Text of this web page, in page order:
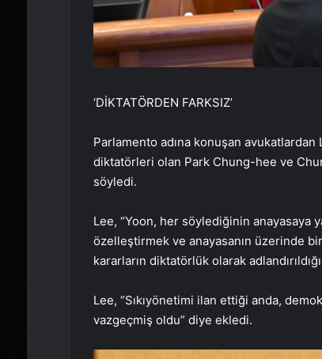
‘DİKTATÖRDEN FARKSIZ’
Parlamento adına konuşan avukatlardan
diktatörleri olan Park Chung-hee ve
söyledi.
Lee, “Yoon, her söylediğinin anayasaya
özelleştirmek ve anayasanın üzerinde
kararların diktatörlük olarak
Lee, “Sıkıyönetimi ilan ettiği anda,
vazgeçmiş oldu” diye ekledi.